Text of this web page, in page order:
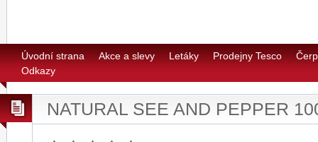
Úvodní strana Akce a slevy Letáky Prodejny Tesco
Odkazy
NATURAL SEE AND PEPPER